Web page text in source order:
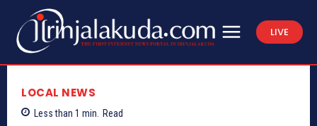
LIVE
LOCAL NEWS
Less than 1 min. Read